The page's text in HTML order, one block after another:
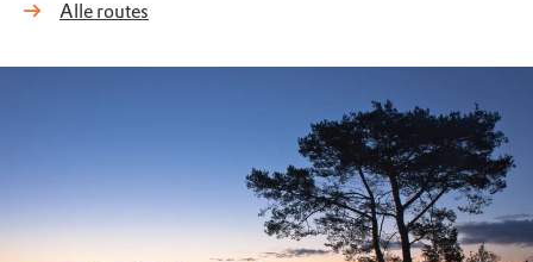
Alle routes